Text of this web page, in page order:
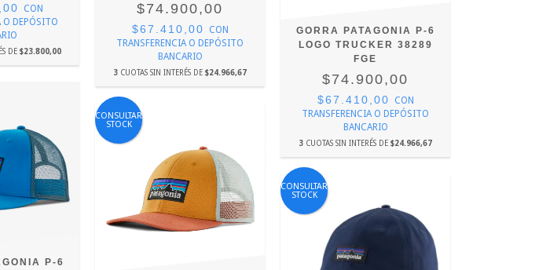
CON
O DEPÓSITO
DE$23.800,00
$74.900,00
$67.410,00
CON
TRANSFERENCIA O DEPÓSITO
BANCARIO
3 CUOTAS SIN INTERÉS DE$24.966,67
GORRA PATAGONIA P-6
LOGO TRUCKER 38289
FGE
$74.900,00
$67.410,00
CON
TRANSFERENCIA O DEPÓSITO
BANCARIO
3 CUOTAS SIN INTERÉS DE$24.966,67
P-6
CONSULTAR
STOCK
CONSULTAR
STOCK